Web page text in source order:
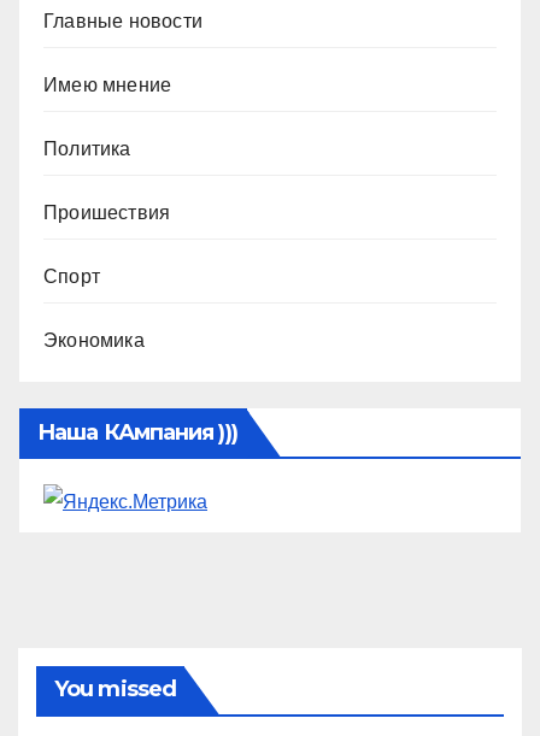
Главные новости
Имею мнение
Политика
Проишествия
Спорт
Экономика
Наша КАмпания )))
You missed